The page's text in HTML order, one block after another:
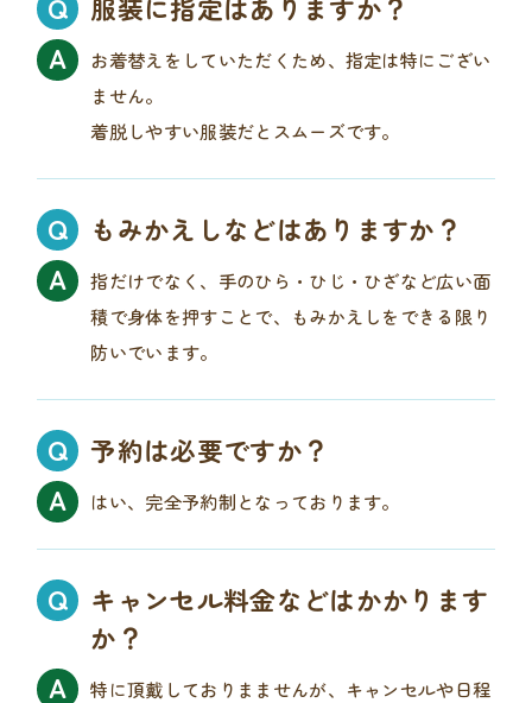
服装に指定はありますか？
お着替えをしていただくため、指定は特にござい
ません。
着脱しやすい服装だとスムーズです。
もみかえしなどはありますか？
指だけでなく、手のひら・ひじ・ひざなど広い面
積で身体を押すことで、もみかえしをできる限り
防いでいます。
予約は必要ですか？
はい、完全予約制となっております。
キャンセル料金などはかかります
か？
特に頂戴しておりまませんが、キャンセルや日程